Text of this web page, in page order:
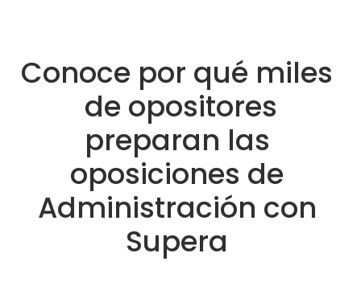
Conoce por qué miles
de opositores
preparan las
oposiciones de
Administración con
Supera